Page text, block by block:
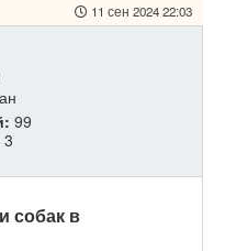
11 сен 2024 22:03
99
3
собак в